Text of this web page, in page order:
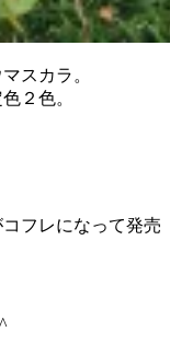
スカラ。
２色。
フレになって発売